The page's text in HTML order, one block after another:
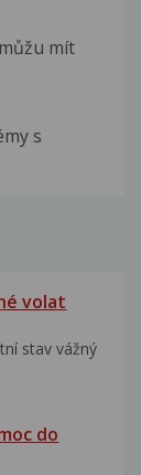
mít
s
volat
stav vážný
do